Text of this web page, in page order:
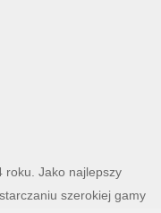
roku. Jako najlepszy
szerokiej gamy